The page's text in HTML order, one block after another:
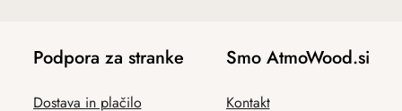
Podpora za stranke
Dostava in plačilo
Smo AtmoWood.si
Kontakt